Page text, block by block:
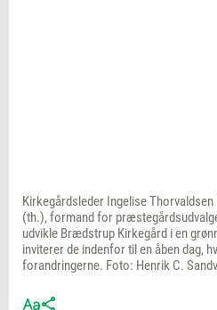
Kirkegårdsleder Ingelise
(th.), formand for
udvikle Brædstrup Kirkegård i en
inviterer de indenfor til en åben dag,
forandringerne. Foto: Henrik C.